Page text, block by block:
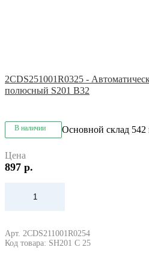
2CDS251001R0325 -
полюсный S201 B32
В наличии Основной склад 542
Цена
897 р.
Арт. 2CDS211001R0254
Код товара: SH201 C 25